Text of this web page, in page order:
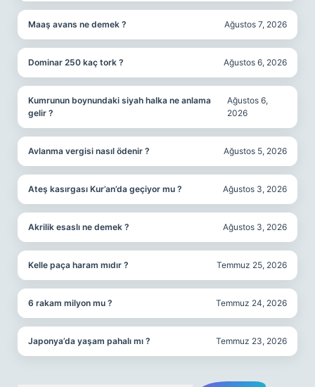
Maaş avans ne demek ? Ağustos 7, 2026
Dominar 250 kaç tork ? Ağustos 6, 2026
Kumrunun boynundaki siyah halka ne anlama
gelir ?
Ağustos 6,
2026
Avlanma vergisi nasıl ödenir ? Ağustos 5, 2026
Ateş kasırgası Kur’an’da geçiyor mu ? Ağustos 3, 2026
Akrilik esaslı ne demek ? Ağustos 3, 2026
Kelle paça haram mıdır ? Temmuz 25, 2026
6 rakam milyon mu ? Temmuz 24, 2026
Japonya’da yaşam pahalı mı ? Temmuz 23, 2026